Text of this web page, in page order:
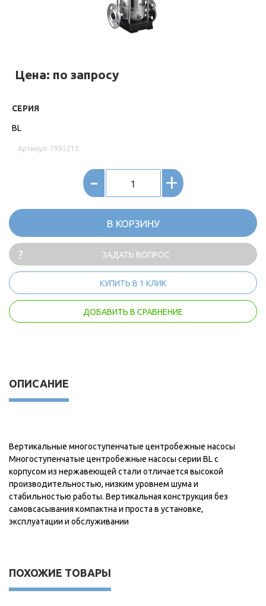
Цена: по запросу
СЕРИЯ
BL
Артикул: 7995213
- +
В КОРЗИНУ
ЗАДАТЬ ВОПРОС
КУПИТЬ В 1 КЛИК
ДОБАВИТЬ В СРАВНЕНИЕ
ОПИСАНИЕ
Вертикальные многоступенчатые центробежные насосы
Многоступенчатые центробежные насосы серии BL с
корпусом из нержавеющей стали отличается высокой
производительностью, низким уровнем шума и
стабильностью работы. Вертикальная конструкция без
самовсасывания компактна и проста в установке,
эксплуатации и обслуживании
ПОХОЖИЕ ТОВАРЫ